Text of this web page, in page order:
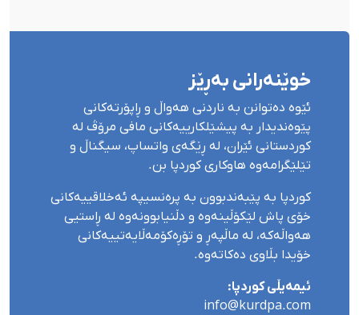
خوێنەرانی بەڕێز
ئێوە دەتوانن بە ناردنی هەواڵ و ڕاپۆرتەکانی
پێوەندیدار بە پیشێلکارییەکانی مافی مرۆڤ لە
کوردستانی ئێران، لە ڕێگەی واتساپ، سیگناڵ و
تێلێگرامەوە هاوکاری کوردپا بن.
کوردپا بە پێبەندبوون بە پرەنسیپە ئەخلاقییەکانی
خۆی پاش لێکۆڵینەوە و دڵنیابوونەوە لە ڕاستیی
هەواڵەکە، لە ماڵپەڕ و تۆڕەکۆمەڵایەتییەکانی
خۆیدا بڵاوی دەکاتەوە.
ئیمەیڵی کوردپا:
info@kurdpa.com